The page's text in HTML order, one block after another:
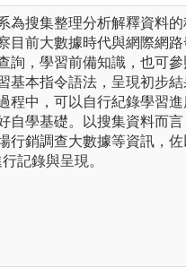
為搜集整理分析解釋資料
目前大數據時代與網際網
詢，學習前備知識，也可
基本指令語法，呈現初步結
程中，可以自行紀錄學習
自學基礎。以搜集資料而
行銷調查大數據等資訊，
記錄與呈現。